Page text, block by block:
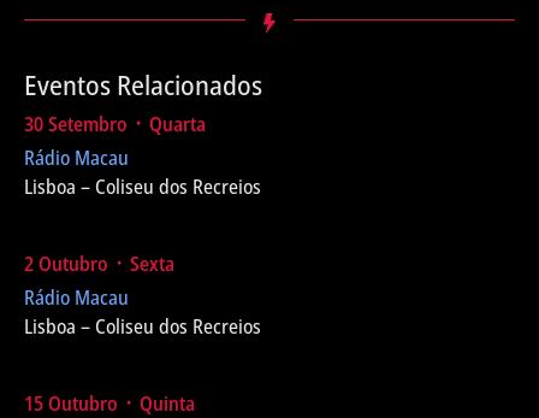
Eventos Relacionados
30 Setembro ᛫ Quarta
Rádio Macau
Lisboa – Coliseu dos Recreios
2 Outubro ᛫ Sexta
Rádio Macau
Lisboa – Coliseu dos Recreios
15 Outubro ᛫ Quinta